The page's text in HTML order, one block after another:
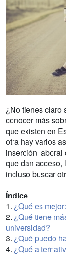
¿No tienes claro
conocer más
que existen en
otra hay varios
inserción laboral
que dan acceso,
incluso buscar
Índice
1. ¿Qué es
2. ¿Qué tiene
universidad?
3. ¿Qué puedo
4. ¿Qué